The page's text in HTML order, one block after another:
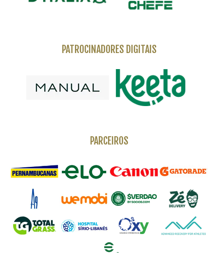
PATROCINADORES DIGITAIS
PARCEIROS